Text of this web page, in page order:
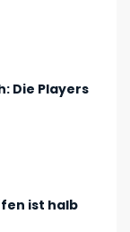
Die Players
ist halb